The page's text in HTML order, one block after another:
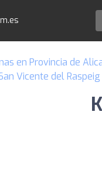
en Provincia de
Vicente del Raspeig